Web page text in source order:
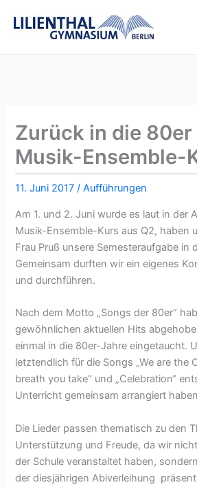
Inhalt
Zurück in die 80er
Musik-Ensemble-
11. Juni 2017/Aufführungen
Am 1. und 2. Juni wurde es laut in der
Musik-Ensemble-Kurs aus Q2, haben
Frau Pruß unsere Semesteraufgabe in
Gemeinsam durften wir ein eigenes
und durchführen.
Nach dem Motto „Songs der 80er“
gewöhnlichen aktuellen Hits
einmal in die 80er-Jahre eingetaucht.
letztendlich für die Songs „We are the
breath you take“ und „Celebration“
Unterricht gemeinsam arrangiert
Die Lieder passen thematisch zu den
Unterstützung und Freude, da wir
der Schule veranstaltet haben,
der diesjährigen Abiverleihung